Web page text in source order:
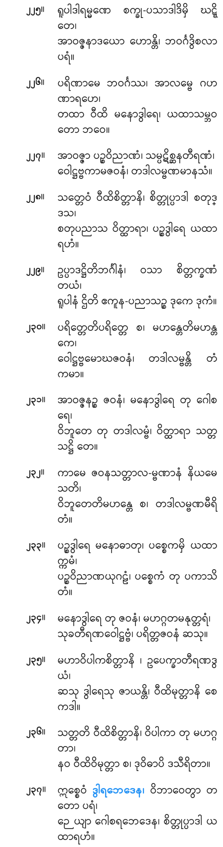
၂၂၅။
ရူပါဒါရမ္မဏေ စက္ခု-ပသာဒါဒိမှိ ဃဋ္ဋိ
တေ၊
အာဝဇ္ဇနာဒယော ဟောန္တိ၊ ဘဝင်္ဂဒွိစလာ
ပရံ။
၂၂၆။
ပရိဏာမေ ဘဝင်္ဂဿ၊ အာလမ္ဗေ ဂဟ
ဏာရဟေ၊
တထာ ဝီထိ မနောဒွါရေ၊ ယထာသမ္ဘဝ
တော ဘဝေ။
၂၂၇။
အာဝဇ္ဇာ ပဉ္စဝိညာဏံ၊ သမ္ပဋိစ္ဆနတီရဏံ၊
ဝေါဋ္ဌဗ္ဗကာမဇဝနံ၊ တဒါလမ္ဗဏမာနသံ။
၂၂၈။ သတ္တေဝံဝီထိစိတ္တာနိ၊ စိတ္တုပ္ပာဒါ စတုဒ္
ဒသ၊
စတုပညာသ ဝိတ္ထာရာ၊ ပဉ္စဒွါရေ ယထာ
ရဟံ။
၂၂၉။
ဥပ္ပာဒဋ္ဌိတိဘင်္ဂါနံ၊ ဝသာ စိတ္တက္ခဏံ
တယံ၊
ရူပါနံ ဌိတိ ဧကူန-ပညာသဉ္စ ဒုကေ ဒုကံ။
၂၃၀။
ပရိတ္တေတိပရိတ္တေ စ၊ မဟန္တေတိမဟန္တ
ကေ၊
ဝေါဋ္ဌဗ္ဗမောဃဇဝနံ၊ တဒါလမ္ဗန္တိ တံ
ကမာ။
၂၃၁။
အာဝဇ္ဇနဉ္စ ဇဝနံ၊ မနောဒွါရေ တု ဂေါစ
ရေ၊
ဝိဘူတေ တု တဒါလမ္ဗံ၊ ဝိတ္ထာရာ သတ္တ
သဋ္ဌိ တေ။
၂၃၂။
ကာမေ ဇဝနသတ္တာလ-မ္ဗဏာနံ နိယမေ
သတိ၊
ဝိဘူတေတိမဟန္တေ စ၊ တဒါလမ္ဗဏမီရိ
တံ။
၂၃၃။
ပဉ္စဒွါရေ မနောဓာတု၊ ပစ္စေကမှိ ယထာ
က္ကမံ၊
ပဉ္စဝိညာဏယုဂဠံ၊ ပစ္စေကံ တု ပကာသိ
တံ။
၂၃၄။
မနောဒွါရေ တု ဇဝနံ၊ မဟဂ္ဂတမနုတ္တရံ၊
သုခတီရဏဝေါဋ္ဌဗ္ဗံ၊ ပရိတ္တဇဝနံ ဆသု။
၂၃၅။ မဟာဝိပါကစိတ္တာနိ ၊ ဥပေက္ခာတီရဏဒွ
ယံ၊
ဆသု ဒွါရေသု ဇာယန္တိ၊ ဝီထိမုတ္တာနိ စေ
ကဒါ။
၂၃၆။
သတ္တတိ ဝီထိစိတ္တာနိ၊ ဝိပါကာ တု မဟဂ္ဂ
တာ၊
နဝ ဝီထိဝိမုတ္တာ စ၊ ဒုဝိဓာပိ ဒသီရိတာ။
၂၃၇။ ဣစ္စေဝံ ဒွါရဘေဒေန၊ ဝိဘာဝေတွာ တ
တော ပရံ၊
ဉေယျာ ဂေါစရဘေဒေန၊ စိတ္တုပ္ပာဒါ ယ
ထာရဟံ။